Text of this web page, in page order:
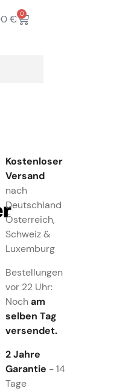
€ 0
Kostenloser
Versand
nach
Deutschland
Österreich,
Schweiz &
Luxemburg
Bestellungen
vor 22 Uhr:
Nocham
selben Tag
versendet.
2 Jahre
Garantie - 14
Tage